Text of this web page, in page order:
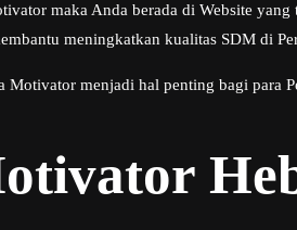
maka Anda berada di Website yang
meningkatkan kualitas SDM di
Motivator menjadi hal penting bagi para